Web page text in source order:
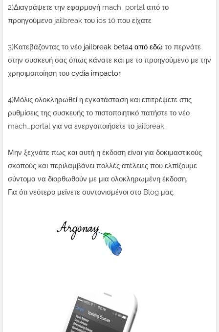
2)Διαγράψετε την εφαρμογή mach_portal από το
προηγούμενο jailbreak του ios 10 που είχατε
3)Κατεβάζοντας το νέο jailbreak beta4 από εδώ το περνάτε
στην συσκευή σας όπως κάνατε και με το προηγούμενο με την
χρησιμοποίηση του cydia impactor
4)Μόλις ολοκληρωθεί η εγκατάσταση και επιτρέψετε στις
ρυθμίσεις της συσκευής το πιστοποιητικό πατήστε το νέο
mach_portal για να ενεργοποιήσετε το jailbreak.
Μην ξεχνάτε πως και αυτή η έκδοση είναι για δοκιμαστικούς
σκοπούς και περιλαμβάνει πολλές ατέλειες που ελπίζουμε
σύντομα να διορθωθούν με μια ολοκληρωμένη έκδοση.
Για ότι νεότερο μείνετε συντονισμένοι στο Blog μας.